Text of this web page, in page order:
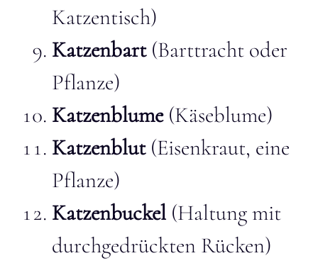
Katzentisch)
Katzenbart(Barttracht oder
Pflanze)
Katzenblume(Käseblume)
Katzenblut(Eisenkraut, eine
Pflanze)
Katzenbuckel (Haltung mit
durchgedrückten Rücken)